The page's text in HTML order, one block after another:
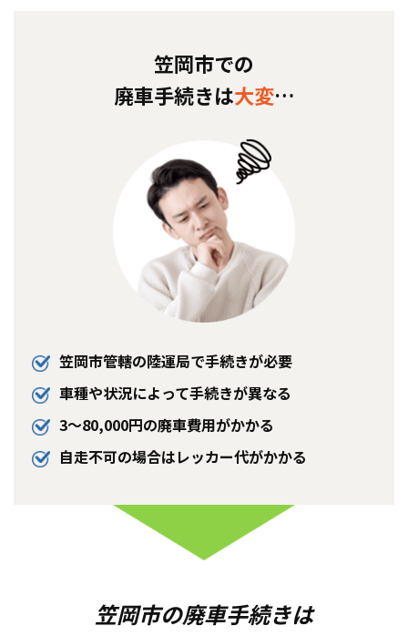
笠岡市での
廃車手続きは大変…
笠岡市管轄の陸運局で手続きが必要
車種や状況によって手続きが異なる
3〜80,000円の廃車費用がかかる
自走不可の場合はレッカー代がかかる
笠岡市の廃車手続きは